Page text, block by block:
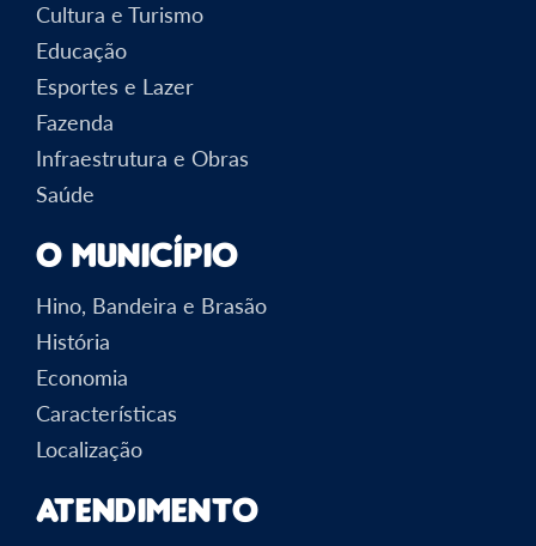
Cultura e Turismo
Educação
Esportes e Lazer
Fazenda
Infraestrutura e Obras
Saúde
O Município
Hino, Bandeira e Brasão
História
Economia
Características
Localização
Atendimento